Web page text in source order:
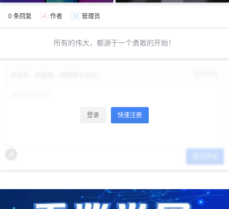
0 条回复 A 作者 M 管理员
所有的伟大，都源于一个勇敢的开始！
登录 快速注册